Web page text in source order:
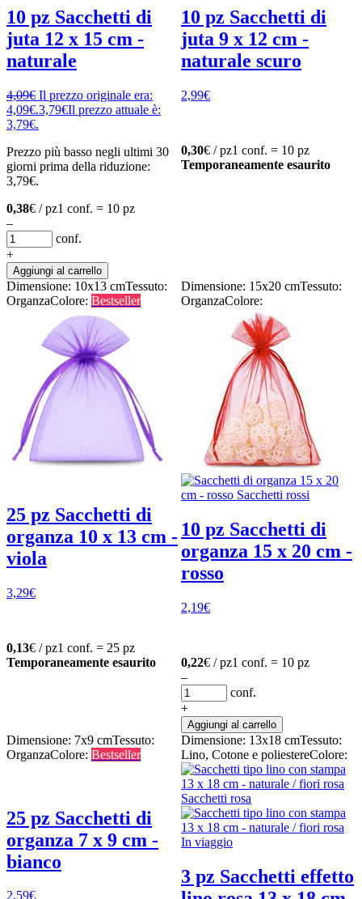
10 pz Sacchetti di
juta 12 x 15 cm -
naturale
4,09€ Il prezzo originale era:
4,09€.3,79€Il prezzo attuale è:
3,79€.
Prezzo più basso negli ultimi 30
giorni prima della riduzione:
3,79€.
0,38€ / pz1 conf. = 10 pz
–
conf.
+
Aggiungi al carrello
10 pz Sacchetti di
juta 9 x 12 cm -
naturale scuro
2,99€
0,30€ / pz1 conf. = 10 pz
Temporaneamente esaurito
Dimensione: 10x13 cmTessuto:
OrganzaColore: Bestseller
25 pz Sacchetti di
organza 10 x 13 cm -
viola
3,29€
0,13€ / pz1 conf. = 25 pz
Temporaneamente esaurito
Dimensione: 15x20 cmTessuto:
OrganzaColore:
10 pz Sacchetti di
organza 15 x 20 cm -
rosso
2,19€
0,22€ / pz1 conf. = 10 pz
–
conf.
+
Aggiungi al carrello
Dimensione: 7x9 cmTessuto:
OrganzaColore: Bestseller
25 pz Sacchetti di
organza 7 x 9 cm -
bianco
2,59€
Dimensione: 13x18 cmTessuto:
Lino, Cotone e poliestereColore:
3 pz Sacchetti effetto